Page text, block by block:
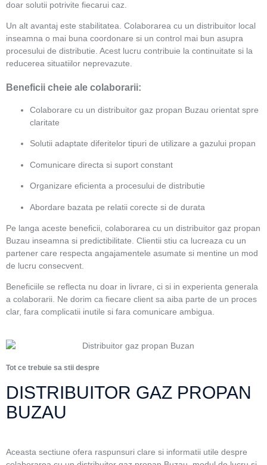
doar solutii potrivite fiecarui caz.
Un alt avantaj este stabilitatea. Colaborarea cu un distribuitor local
inseamna o mai buna coordonare si un control mai bun asupra
procesului de distributie. Acest lucru contribuie la continuitate si la
reducerea situatiilor neprevazute.
Beneficii cheie ale colaborarii:
Colaborare cu un distribuitor gaz propan Buzau orientat spre
claritate
Solutii adaptate diferitelor tipuri de utilizare a gazului propan
Comunicare directa si suport constant
Organizare eficienta a procesului de distributie
Abordare bazata pe relatii corecte si de durata
Pe langa aceste beneficii, colaborarea cu un distribuitor gaz propan
Buzau inseamna si predictibilitate. Clientii stiu ca lucreaza cu un
partener care respecta angajamentele asumate si mentine un mod
de lucru consecvent.
Beneficiile se reflecta nu doar in livrare, ci si in experienta generala
a colaborarii. Ne dorim ca fiecare client sa aiba parte de un proces
clar, fara complicatii inutile si fara comunicare ambigua.
Tot ce trebuie sa stii despre
DISTRIBUITOR GAZ PROPAN
BUZAU
Aceasta sectiune ofera raspunsuri clare si informatii utile despre